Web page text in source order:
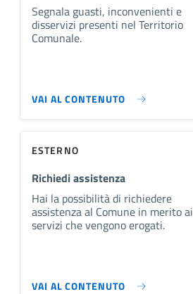
Segnala guasti, inconvenienti e
disservizi presenti nel Territorio
Comunale.
VAI AL CONTENUTO
ESTERNO
Richiedi assistenza
Hai la possibilità di richiedere
assistenza al Comune in merito ai
servizi che vengono erogati.
VAI AL CONTENUTO